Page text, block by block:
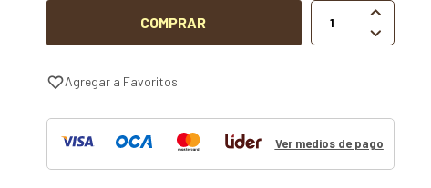
COMPRAR


Ver medios de pago